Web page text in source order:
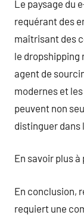
Le paysage du
requérant des
maîtrisant des
le dropshipping
agent de
modernes et
peuvent non
distinguer
En savoir plus à
En conclusion,
requiert une